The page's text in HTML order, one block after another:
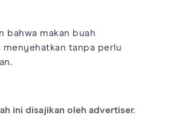
bahwa makan buah
menyehatkan tanpa perlu
ini disajikan oleh advertiser.